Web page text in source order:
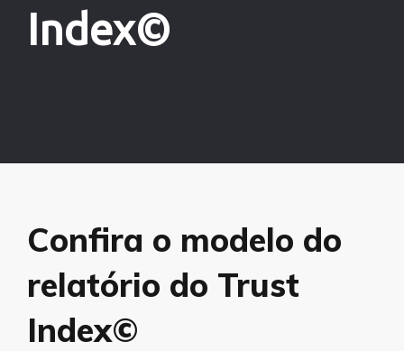
Index©
Confira o modelo do
relatório do Trust
Index©